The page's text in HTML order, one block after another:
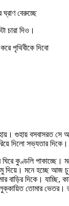
ঘ্রাণ বেরুচ্ছে
চারা দিও।
পৃথিবীকে দিবো
গুহায় বসবাসরত সে
দিলো সভ্যতার দিকে।
ঘিরে কুণ্ডলি পাকাচ্ছে।
দিয়ে। মনে হচ্ছে আজ
বাড়ির দিকে। যাচ্ছি,
লুক্কায়িত তোমার